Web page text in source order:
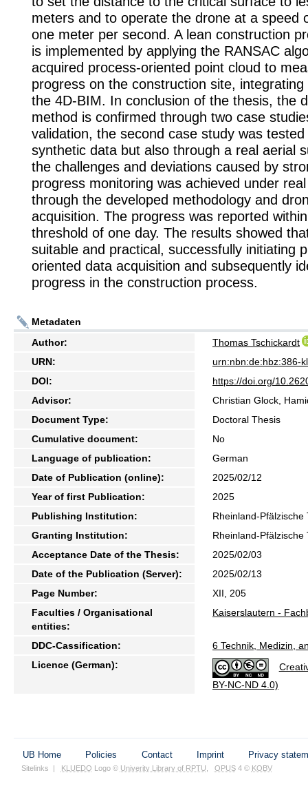
meters and to operate the drone at a speed
one meter per second. A lean construction
is implemented by applying the RANSAC
acquired process-oriented point cloud to
progress on the construction site,
the 4D-BIM. In conclusion of the thesis, the
method is confirmed through two case
validation, the second case study was
synthetic data but also through a real aerial
the challenges and deviations caused by
progress monitoring was achieved under
through the developed methodology and
acquisition. The progress was reported
threshold of one day. The results showed
suitable and practical, successfully initiating
oriented data acquisition and subsequently
progress in the construction process.
Metadaten
Author:
Thomas Tschickardt
URN:
urn:nbn:de:hbz:386-
DOI:
https://doi.org/
Advisor:
Christian Glock,
Document Type:
Doctoral Thesis
Cumulative document:
No
Language of publication:
German
Date of Publication (online):
2025/02/12
Year of first Publication:
2025
Publishing Institution:
Rheinland-
Granting Institution:
Rheinland-
Acceptance Date of the Thesis:
2025/02/03
Date of the Publication (Server):
2025/02/13
Page Number:
XII, 205
Faculties / Organisational
entities:
Kaiserslautern -
DDC-Cassification:
6 Technik, Medizin,
Licence (German):
BY-NC-ND 4.0)
UB Home Policies Contact Imprint Privacy
Sitelinks KLUEDO Logo © Univerity Library of RPTU OPUS4 © KOBV